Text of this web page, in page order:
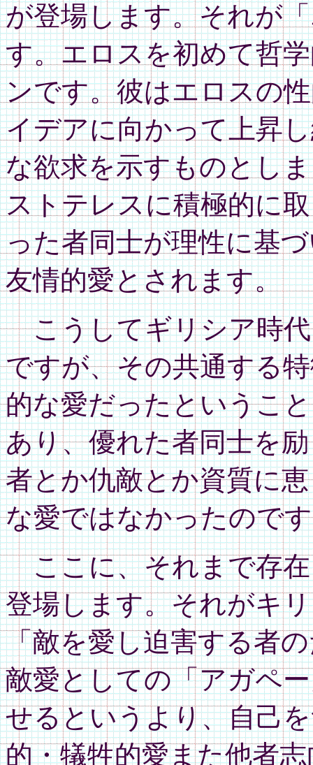
が登場します。それが
す。エロスを初めて哲
ンです。彼はエロスの
イデアに向かって上昇
な欲求を示すものとし
ストテレスに積極的に
った者同士が理性に基
友情的愛とされます。
こうしてギリシア時代
ですが、その共通する
的な愛だったというこ
あり、優れた者同士を
者とか仇敵とか資質に
な愛ではなかったので
ここに、それまで存在
登場します。それがキ
「敵を愛し迫害する者
敵愛としての「アガペ
せるというより、自己
的・犠牲的愛また他者